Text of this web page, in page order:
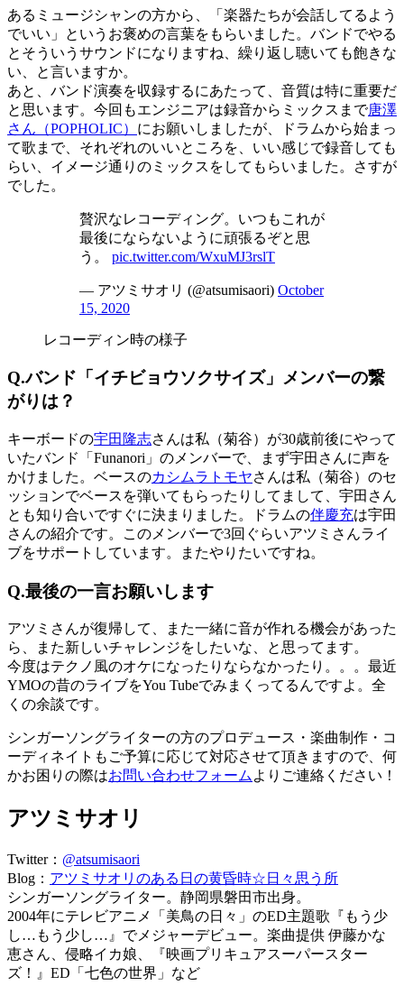
あるミュージシャンの方から、「楽器たちが会話してるよう
でいい」というお褒めの言葉をもらいました。バンドでやる
とそういうサウンドになりますね、繰り返し聴いても飽きな
い、と言いますか。
あと、バンド演奏を収録するにあたって、音質は特に重要だ
と思います。今回もエンジニアは録音からミックスまで唐澤
さん（POPHOLIC） にお願いしましたが、ドラムから始まっ
て歌まで、それぞれのいいところを、いい感じで録音しても
らい、イメージ通りのミックスをしてもらいました。さすが
でした。
贅沢なレコーディング。いつもこれが
最後にならないように頑張るぞと思
う。 pic.twitter.com/WxuMJ3rslT
— アツミサオリ (@atsumisaori) October
15, 2020
レコーディン時の様子
Q.バンド「イチビョウソクサイズ」 メンバーの繋
がりは？
キーボードの宇田隆志さんは私（菊谷）が30歳前後にやって
いたバンド「Funanori」のメンバーで、まず宇田さんに声を
かけました。ベースのカシムラトモヤさんは私（菊谷）のセ
ッションでベースを弾いてもらったりしてまして、宇田さん
とも知り合いですぐに決まりました。ドラムの伴慶充は宇田
さんの紹介です。このメンバーで3回ぐらいアツミさんライ
ブをサポートしています。またやりたいですね。
Q.最後の一言お願いします
アツミさんが復帰して、また一緒に音が作れる機会があった
ら、また新しいチャレンジをしたいな、と思ってます。
今度はテクノ風のオケになったりならなかったり。。。最近
YMOの昔のライブをYou Tubeでみまくってるんですよ。全
くの余談です。
シンガーソングライターの方のプロデュース・楽曲制作・コ
ーディネイトもご予算に応じて対応させて頂きますので、何
かお困りの際はお問い合わせフォームよりご連絡ください！
アツミサオリ
Twitter： @atsumisaori
Blog： アツミサオリのある日の黄昏時☆日々思う所
シンガーソングライター。静岡県磐田市出身。
2004年にテレビアニメ「美鳥の日々」のED主題歌『もう少
し…もう少し…』でメジャーデビュー。楽曲提供 伊藤かな
恵さん、侵略イカ娘、『映画プリキュアスーパースター
ズ！』ED「七色の世界」など